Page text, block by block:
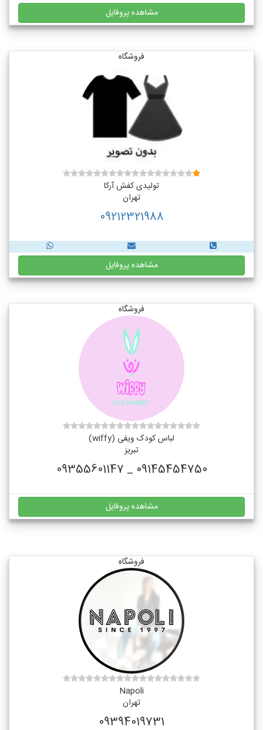
مشاهده پروفایل
فروشگاه
تولیدی کفش آرکا
تهران
09212321988
مشاهده پروفایل
فروشگاه
لباس کودک ویفی (wiffy)
تبریز
09145454750 _ 09355601147
مشاهده پروفایل
فروشگاه
Napoli
تهران
09394019731